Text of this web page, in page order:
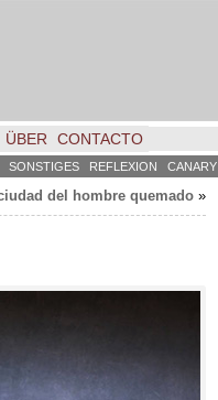
ÜBER CONTACTO
SONSTIGES REFLEXION CANARY
del hombre quemado »